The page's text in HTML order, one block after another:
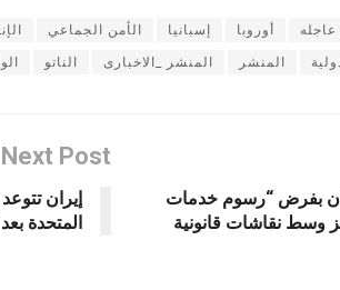
عاجله أوروبا إسبانيا الأمن الجماعي
المنشر المنشر _الاخبارى الناتو
بفرض “رسوم خدمات
وسط نقاشات قانونية
Next Post
إيران
المتحدة